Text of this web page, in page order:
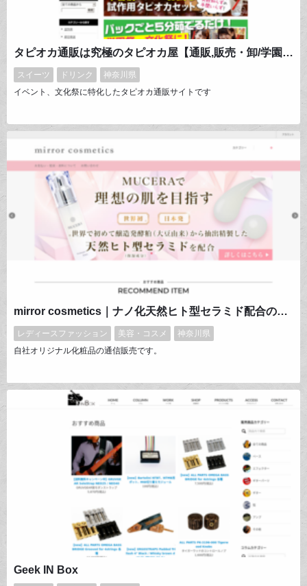
タピオカ通販は究極のタピオカ屋【通販,販売・卸/学園祭・文化祭】
スイーツ ドリンク
神奈川県
イベント、文化祭に特化したタピオカ通販サイトです
mirror cosmetics｜ナノ化天然ヒト型セラミド配合のモイスチャーセラム美容液「MUCERA（ミュセラ）」
レディースファッション 美容・コスメ
神奈川県
自社オリジナル化粧品の通信販売です。
Geek IN Box